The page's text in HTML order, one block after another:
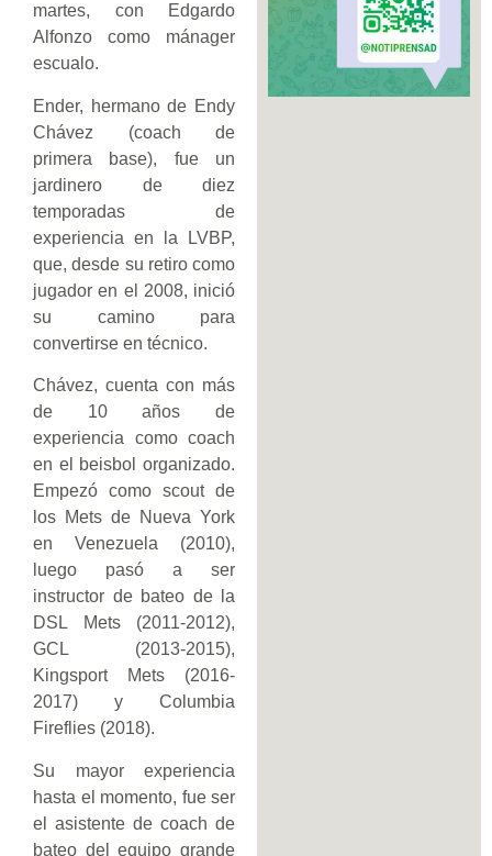
martes, con Edgardo
Alfonzo como mánager
escualo.
Ender, hermano de Endy
Chávez (coach de
primera base), fue un
jardinero de diez
temporadas de
experiencia en la LVBP,
que, desde su retiro como
jugador en el 2008, inició
su camino para
convertirse en técnico.
Chávez, cuenta con más
de 10 años de
experiencia como coach
en el beisbol organizado.
Empezó como scout de
los Mets de Nueva York
en Venezuela (2010),
luego pasó a ser
instructor de bateo de la
DSL Mets (2011-2012),
GCL (2013-2015),
Kingsport Mets (2016-
2017) y Columbia
Fireflies (2018).
Su mayor experiencia
hasta el momento, fue ser
el asistente de coach de
bateo del equipo grande